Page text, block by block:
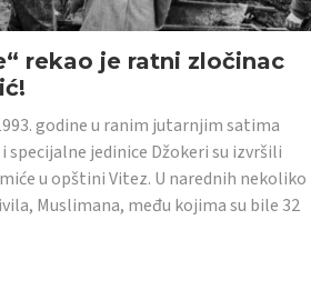
rekao je ratni zločinac
godine u ranim jutarnjim satima
specijalne jedinice Džokeri su izvršili
u opštini Vitez. U narednih nekoliko
Muslimana, među kojima su bile 32